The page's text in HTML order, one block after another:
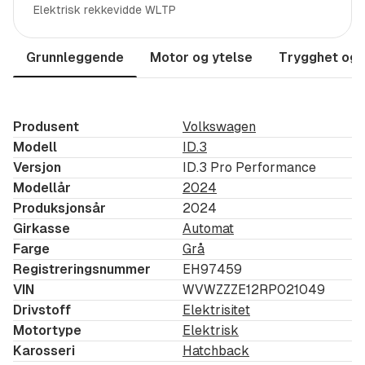
Discover Pro navigasjonssystem
Varmepumpe
Front Assist
Multifunksjonsratt i skinn, oppvarmet
Parkeringsassistent plus med parkeringssensorer
foran og bak
Automatisk avblendbart innvendig speil
18" Alufelg East Derry, sort
Lane Assist filholderassistent
Keyless nøkkelfri adgang og start/stop
Klimaanlegg, 2-soners
Trafikkskiltgjenkjenning
Setevarme foran
El. justerbare, innklappbare og oppvarmede
utvendige speil
Elektrisk rekkevidde WLTP
Grunnleggende Motor og ytelse Trygghet og
Produsent
Volkswagen
Modell
ID.3
Versjon
ID.3 Pro Performance
Modellår
2024
Produksjonsår
2024
Girkasse
Automat
Farge
Grå
Registreringsnummer
EH97459
VIN
WVWZZZE12RP021049
Drivstoff
Elektrisitet
Motortype
Elektrisk
Karosseri
Hatchback